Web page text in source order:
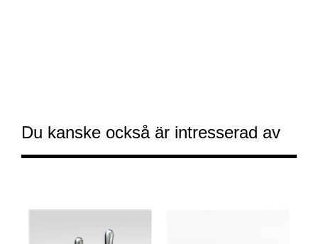
Du kanske också är intresserad av